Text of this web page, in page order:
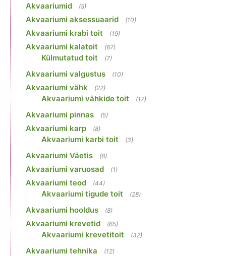
Akvaariumid (5)
Akvaariumi aksessuaarid (10)
Akvaariumi krabi toit (19)
Akvaariumi kalatoit (67)
Külmutatud toit (7)
Akvaariumi valgustus (10)
Akvaariumi vähk (22)
Akvaariumi vähkide toit (17)
Akvaariumi pinnas (5)
Akvaariumi karp (8)
Akvaariumi karbi toit (3)
Akvaariumi Väetis (8)
Akvaariumi varuosad (1)
Akvaariumi teod (44)
Akvaariumi tigude toit (28)
Akvaariumi hooldus (8)
Akvaariumi krevetid (65)
Akvaariumi krevetitoit (32)
Akvaariumi tehnika (12)